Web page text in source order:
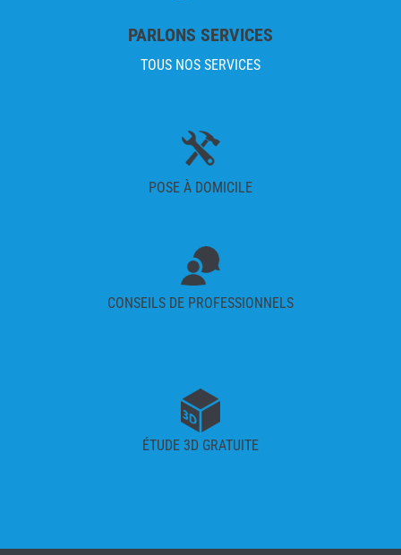
PARLONS SERVICES
TOUS NOS SERVICES
POSE À DOMICILE
CONSEILS DE PROFESSIONNELS
ÉTUDE 3D GRATUITE